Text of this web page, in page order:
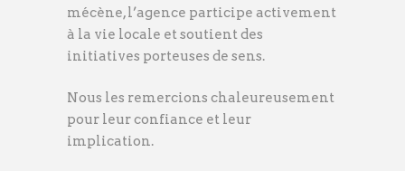
mécène, l’agence participe activement
à la vie locale et soutient des
initiatives porteuses de sens.
Nous les remercions chaleureusement
pour leur confiance et leur
implication.